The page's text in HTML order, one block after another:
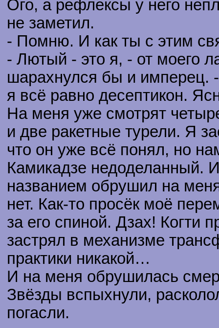
Ого, а рефлексы у него
не заметил.
- Помню. И как ты с этим
- Лютый - это я, - от моего
шарахнулся бы и имперец.
я всё равно десептикон.
На меня уже смотрят
и две ракетные турели. Я
что он уже всё понял, но
Камикадзе недоделанный.
названием обрушил на
нет. Как-то просёк моё
за его спиной. Дзах! Когти
застрял в механизме
практики никакой…
И на меня обрушилась
Звёзды вспыхнули,
погасли.